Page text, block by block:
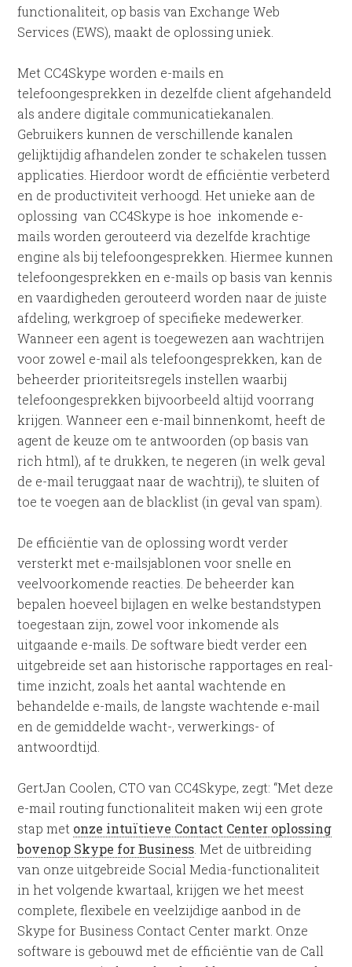
functionaliteit, op basis van Exchange Web
Services (EWS), maakt de oplossing uniek.
Met CC4Skype worden e-mails en
telefoongesprekken in dezelfde client afgehandeld
als andere digitale communicatiekanalen.
Gebruikers kunnen de verschillende kanalen
gelijktijdig afhandelen zonder te schakelen tussen
applicaties. Hierdoor wordt de efficiëntie verbeterd
en de productiviteit verhoogd. Het unieke aan de
oplossing van CC4Skype is hoe inkomende e-
mails worden gerouteerd via dezelfde krachtige
engine als bij telefoongesprekken. Hiermee kunnen
telefoongesprekken en e-mails op basis van kennis
en vaardigheden gerouteerd worden naar de juiste
afdeling, werkgroep of specifieke medewerker.
Wanneer een agent is toegewezen aan wachtrijen
voor zowel e-mail als telefoongesprekken, kan de
beheerder prioriteitsregels instellen waarbij
telefoongesprekken bijvoorbeeld altijd voorrang
krijgen. Wanneer een e-mail binnenkomt, heeft de
agent de keuze om te antwoorden (op basis van
rich html), af te drukken, te negeren (in welk geval
de e-mail teruggaat naar de wachtrij), te sluiten of
toe te voegen aan de blacklist (in geval van spam).
De efficiëntie van de oplossing wordt verder
versterkt met e-mailsjablonen voor snelle en
veelvoorkomende reacties. De beheerder kan
bepalen hoeveel bijlagen en welke bestandstypen
toegestaan ​​zijn, zowel voor inkomende als
uitgaande e-mails. De software biedt verder een
uitgebreide set aan historische rapportages en real-
time inzicht, zoals het aantal wachtende en
behandelde e-mails, de langste wachtende e-mail
en de gemiddelde wacht-, verwerkings- of
antwoordtijd.
GertJan Coolen, CTO van CC4Skype, zegt: “Met deze
e-mail routing functionaliteit maken wij een grote
stap met onze intuïtieve Contact Center oplossing
bovenop Skype for Business . Met de uitbreiding
van onze uitgebreide Social Media-functionaliteit
in het volgende kwartaal, krijgen we het meest
complete, flexibele en veelzijdige aanbod in de
Skype for Business Contact Center markt. Onze
software is gebouwd met de efficiëntie van de Call